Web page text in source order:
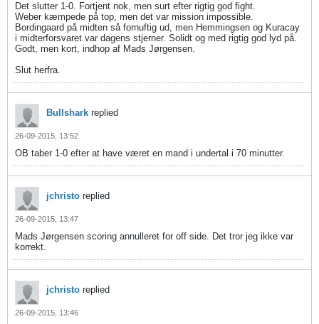
Det slutter 1-0. Fortjent nok, men surt efter rigtig god fight.
Weber kæmpede på top, men det var mission impossible.
Bordingaard på midten så fornuftig ud, men Hemmingsen og Kuracay
i midterforsvaret var dagens stjerner. Solidt og med rigtig god lyd på.
Godt, men kort, indhop af Mads Jørgensen.
Slut herfra.
Bullshark replied
26-09-2015, 13:52
OB taber 1-0 efter at have været en mand i undertal i 70 minutter.
jchristo replied
26-09-2015, 13:47
Mads Jørgensen scoring annulleret for off side. Det tror jeg ikke var
korrekt.
jchristo replied
26-09-2015, 13:46